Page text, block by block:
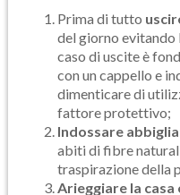
Prima di tutto
del giorno evitando
caso di uscite è
con un cappello e
dimenticare di
fattore protettivo;
Indossare
abiti di fibre
traspirazione della
Arieggiare la casa